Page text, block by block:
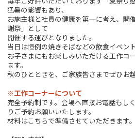
猛暑の影響もあり、
お施主様と社員の健康を第一に考え、開
謝祭」として
開催する運びとなりました。
当日は恒例の焼きそばなどの飲食イベント
お子さまにもお楽しみいただける工作コ
ます。
秋のひとときを、ご家族皆さまでぜひお
※工作コーナーについて
完全予約制です。会場へ直接お電話もし
りご予約お願いいたします。
材料はこちらで準備させていただきます。